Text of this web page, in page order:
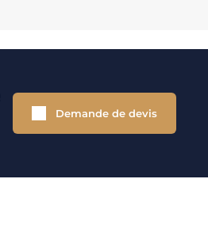
Demande de devis